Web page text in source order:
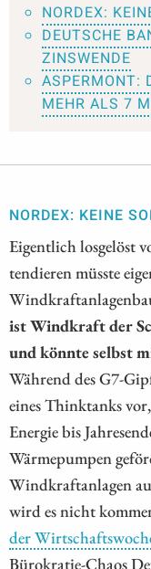
NORDEX:
DEUTSCHE
ZINSWENDE
ASPERMONT:
MEHR ALS 7
NORDEX: KEINE
Eigentlich losgelöst
tendieren müsste
ist Windkraft der
und könnte selbst
Während des G7-
eines Thinktanks
Energie bis
Wärmepumpen
Windkraftanlagen
wird es nicht
der
Bürokratie-Chaos